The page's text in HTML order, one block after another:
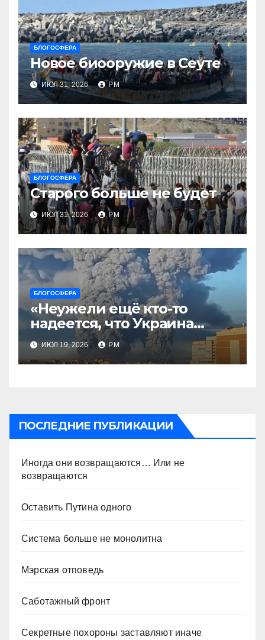
БЛОГОСФЕРА
Новое биооружие в Сеуте
ИЮЛ 31, 2026 РМ
БЛОГОСФЕРА
Старого больше не будет
ИЮЛ 31, 2026 РМ
БЛОГОСФЕРА
«Неужели ещё кто-то
надеется, что Украина
будет действовать
непоследовательно?»
ИЮЛ 19, 2026 РМ
ПОСЛЕДНИЕ ПУБЛИКАЦИИ
Иногда они возвращаются… Или не
возвращаются
Оставить Путина одного
Система больше не монолитна
Мэрская отповедь
Саботажный фронт
Секретные похороны заставляют иначе